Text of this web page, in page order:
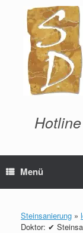
springen
Menü
Steinsanierung »
Doktor: ✔